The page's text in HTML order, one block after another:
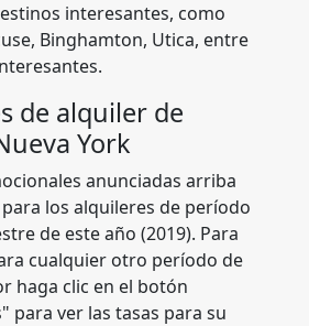
interesantes, como
Binghamton, Utica, entre
de alquiler de
York
anunciadas arriba
los alquileres de período
de este año (2019). Para
cualquier otro período de
haga clic en el botón
para ver las tasas para su